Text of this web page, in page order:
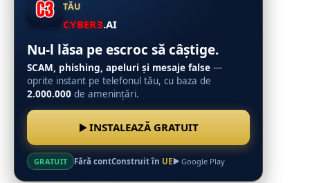
TĂU
CYBER3.AI
Nu-l lăsa pe escroc să câștige.
SCAM, phishing, apeluri și mesaje false —
oprite instant pe telefonul tău, cu baza de
2.000.000 de amenințări.
INSTALEAZĂ GRATUIT
GRATUIT Fără contConstruit în UE Google Play